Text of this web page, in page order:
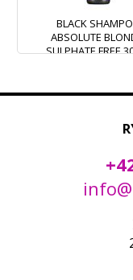
BLACK
ABSOLUTE
SULPHATE FREE